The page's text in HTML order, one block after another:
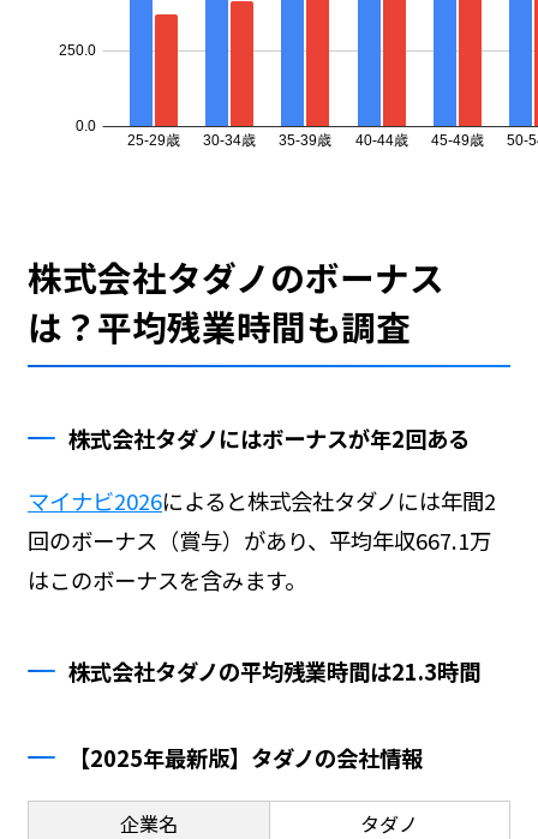
株式会社タダノのボーナス
は？平均残業時間も調査
株式会社タダノにはボーナスが年2回ある
マイナビ2026によると株式会社タダノには年間2
回のボーナス（賞与）があり、平均年収667.1万
はこのボーナスを含みます。
株式会社タダノの平均残業時間は21.3時間
【2025年最新版】タダノの会社情報
企業名
タダノ